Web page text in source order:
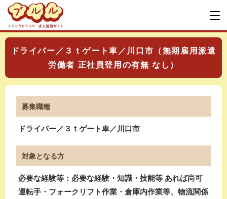
ドライバー／３ｔゲート車／川口市（無期雇用派遣
労働者 正社員登用の有無 なし）
募集職種
ドライバー／３ｔゲート車／川口市
対象となる方
必要な経験等：必要な経験・知識・技能等 あれば尚可
運転手・フォークリフト作業・倉庫内作業等、物流関係